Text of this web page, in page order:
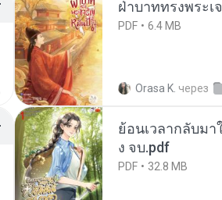
ฝ่าบาททรงพระ
PDF 6.4 MB
Orasa K. через
ย้อนเวลากลับมา
ง จบ.pdf
PDF 32.8 MB